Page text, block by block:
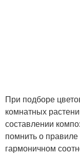
При подборе
комнатных
составлении
помнить о
гармоничном